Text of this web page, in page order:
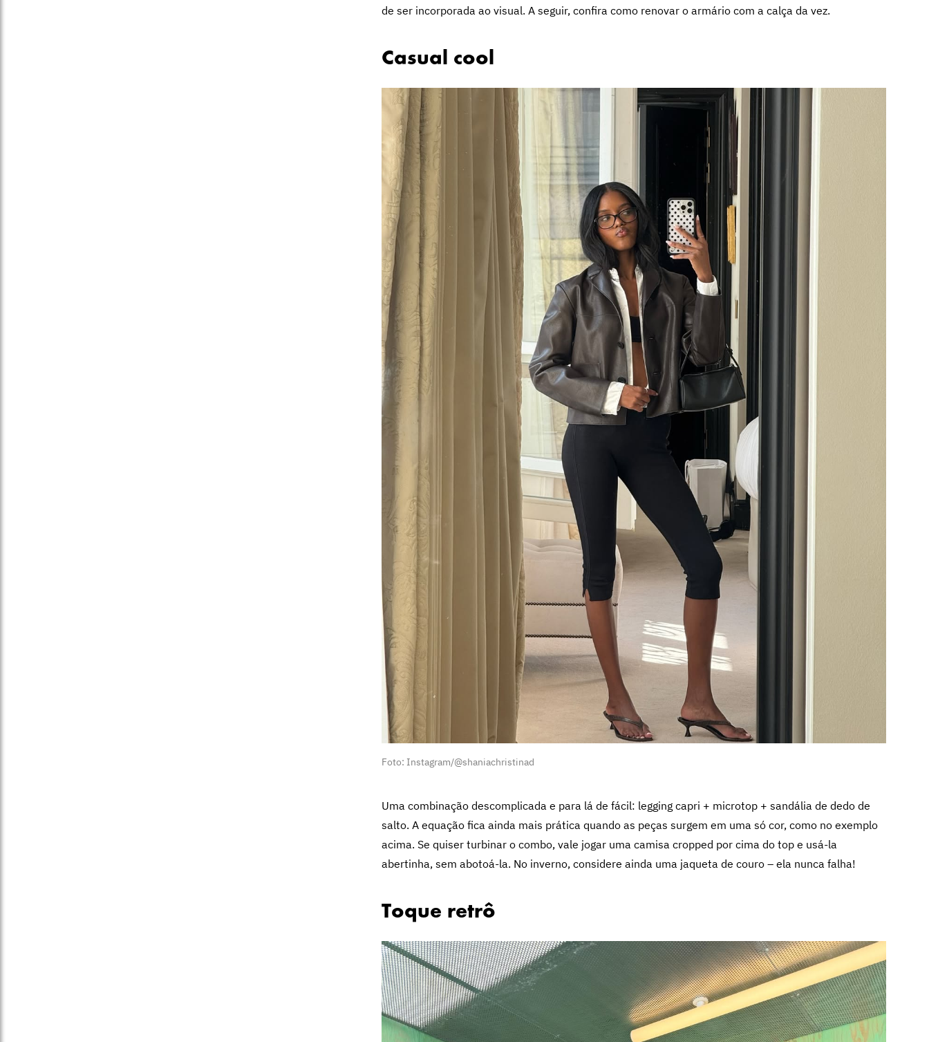
de ser incorporada ao visual. A seguir, confira como renovar o armário com a calça da vez.
Casual cool
Foto: Instagram/@shaniachristinad
Uma combinação descomplicada e para lá de fácil: legging capri + microtop + sandália de dedo de
salto. A equação fica ainda mais prática quando as peças surgem em uma só cor, como no exemplo
acima. Se quiser turbinar o combo, vale jogar uma camisa cropped por cima do top e usá-la
abertinha, sem abotoá-la. No inverno, considere ainda uma jaqueta de couro – ela nunca falha!
Toque retrô